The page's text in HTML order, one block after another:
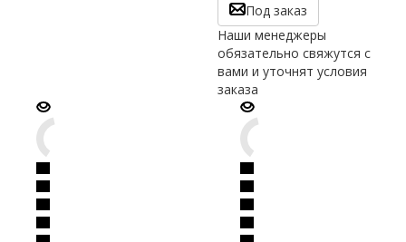
Под заказ
Наши менеджеры
обязательно свяжутся с
вами и уточнят условия
заказа